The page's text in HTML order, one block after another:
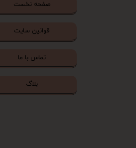
صفحه نخست
قوانین سایت
تماس با ما
بلاگ